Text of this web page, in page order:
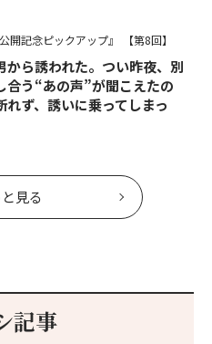
開記念ピックアップ』 【第8回】
から誘われた。つい昨夜、別
合う“あの声”が聞こえたの
ず、誘いに乗ってしまっ
見る
記事